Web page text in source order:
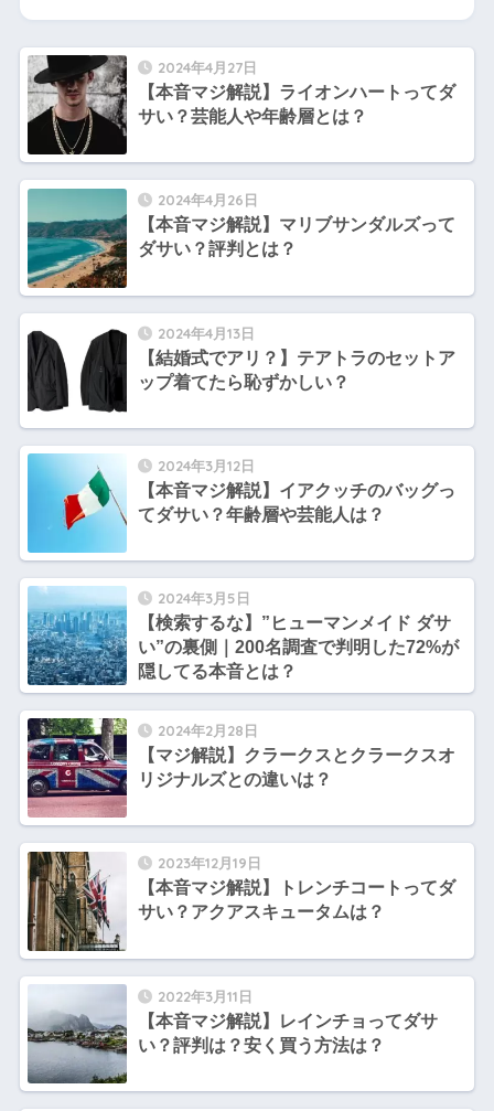
2024年4月27日
【本音マジ解説】ライオンハートってダ
サい？芸能人や年齢層とは？
2024年4月26日
【本音マジ解説】マリブサンダルズって
ダサい？評判とは？
2024年4月13日
【結婚式でアリ？】テアトラのセットア
ップ着てたら恥ずかしい？
2024年3月12日
【本音マジ解説】イアクッチのバッグっ
てダサい？年齢層や芸能人は？
2024年3月5日
【検索するな】”ヒューマンメイド ダサ
い”の裏側｜200名調査で判明した72%が
隠してる本音とは？
2024年2月28日
【マジ解説】クラークスとクラークスオ
リジナルズとの違いは？
2023年12月19日
【本音マジ解説】トレンチコートってダ
サい？アクアスキュータムは？
2022年3月11日
【本音マジ解説】レインチョってダサ
い？評判は？安く買う方法は？